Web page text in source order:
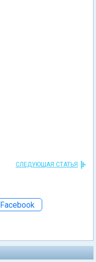
СЛЕДУЮЩАЯ СТАТЬЯ
Facebook